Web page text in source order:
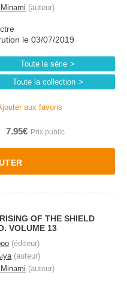
(auteur)
le 03/07/2019
Toute la série
Toute la collection
aux favoris
7.95€
OF THE SHIELD
VOLUME 13
(éditeur)
(auteur)
(auteur)